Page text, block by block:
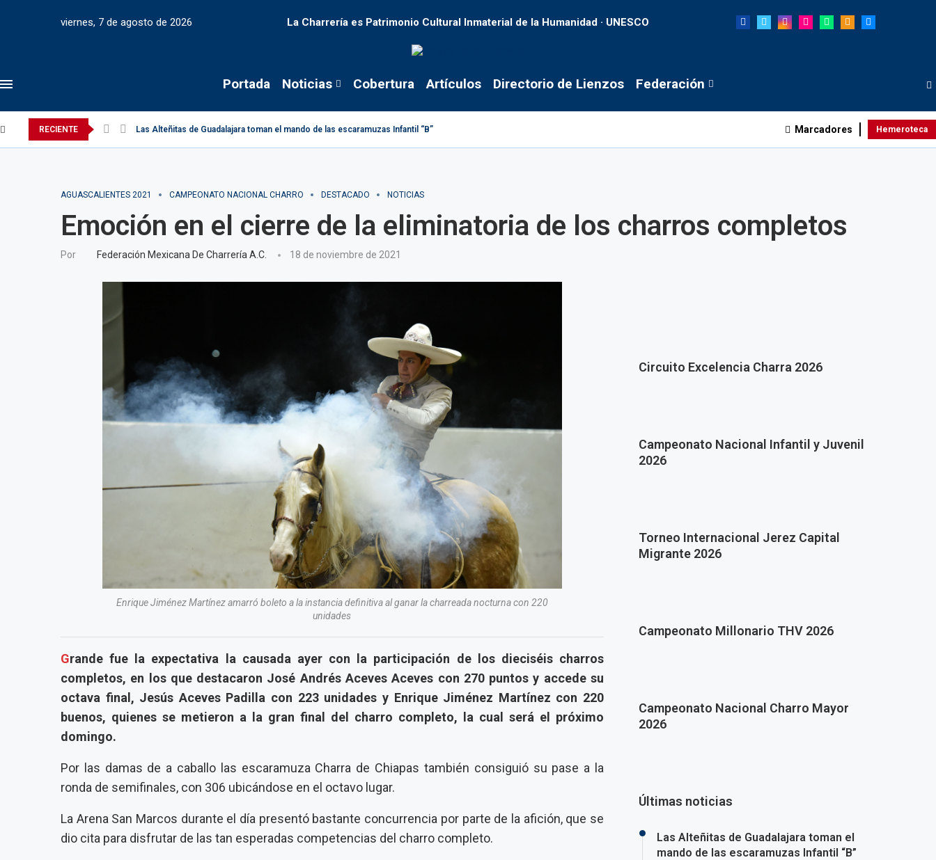
viernes, 7 de agosto de 2026 La Charrería es Patrimonio Cultural Inmaterial de la Humanidad · UNESCO
Portada Noticias Cobertura Artículos Directorio de Lienzos Federación
RECIENTE Las Alteñitas de Guadalajara toman el mando de las escaramuzas Infantil “B” Marcadores Hemeroteca
AGUASCALIENTES 2021 CAMPEONATO NACIONAL CHARRO DESTACADO NOTICIAS
Emoción en el cierre de la eliminatoria de los charros completos
Por Federación Mexicana De Charrería A.C. 18 de noviembre de 2021
Enrique Jiménez Martínez amarró boleto a la instancia definitiva al ganar la charreada nocturna con 220
unidades
Grande fue la expectativa la causada ayer con la participación de los dieciséis charros
completos, en los que destacaron José Andrés Aceves Aceves con 270 puntos y accede su
octava final, Jesús Aceves Padilla con 223 unidades y Enrique Jiménez Martínez con 220
buenos, quienes se metieron a la gran final del charro completo, la cual será el próximo
domingo.
Por las damas de a caballo las escaramuza Charra de Chiapas también consiguió su pase a la
ronda de semifinales, con 306 ubicándose en el octavo lugar.
La Arena San Marcos durante el día presentó bastante concurrencia por parte de la afición, que se
dio cita para disfrutar de las tan esperadas competencias del charro completo.
Circuito Excelencia Charra 2026
Campeonato Nacional Infantil y Juvenil
2026
Torneo Internacional Jerez Capital
Migrante 2026
Campeonato Millonario THV 2026
Campeonato Nacional Charro Mayor
2026
Últimas noticias
Las Alteñitas de Guadalajara toman el
mando de las escaramuzas Infantil “B”